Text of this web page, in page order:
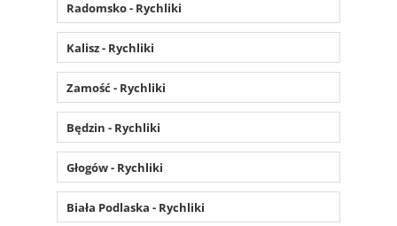
Radomsko - Rychliki
Kalisz - Rychliki
Zamość - Rychliki
Będzin - Rychliki
Głogów - Rychliki
Biała Podlaska - Rychliki